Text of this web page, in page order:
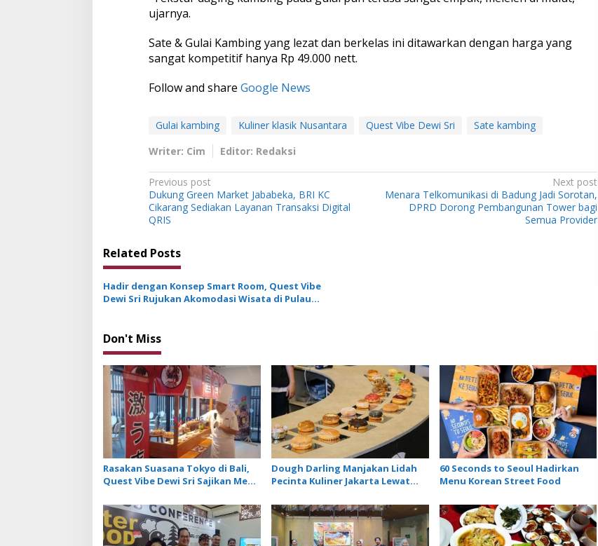
ujarnya.
Sate & Gulai Kambing yang lezat dan berkelas ini ditawarkan dengan harga yang
sangat kompetitif hanya Rp 49.000 nett.
Follow and share Google News
Gulai kambing Kuliner klasik Nusantara Quest Vibe Dewi Sri
Sate kambing
Writer: Cim
Editor: Redaksi
P
o
s
t
n
a
v
g
a
t
i
o
n
Previous post
Dukung Green Market Jababeka, BRI KC
Cikarang Sediakan Layanan Transaksi Digital
QRIS
Next post
Menara Telkomunikasi di Badung Jadi Sorotan,
DPRD Dorong Pembangunan Tower bagi
Semua Provider
Related Posts
Hadir dengan Konsep Smart Room, Quest Vibe
Dewi Sri Rujukan Akomodasi Wisata di Pulau
Don't Miss
Rasakan Suasana Tokyo di Bali,
Quest Vibe Dewi Sri Sajikan Menu
Dough Darling Manjakan Lidah
Pecinta Kuliner Jakarta Lewat
Khas Pulau Dewata
60 Seconds to Seoul Hadirkan
Menu Korean Street Food